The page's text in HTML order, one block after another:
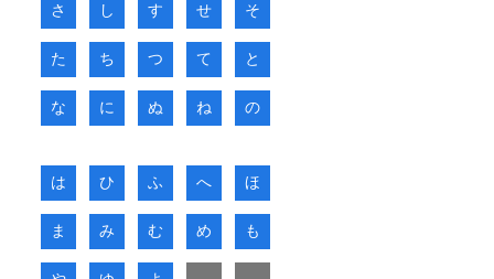
さ し す せ そ
た ち つ て と
な に ぬ ね の
は ひ ふ へ ほ
ま み む め も